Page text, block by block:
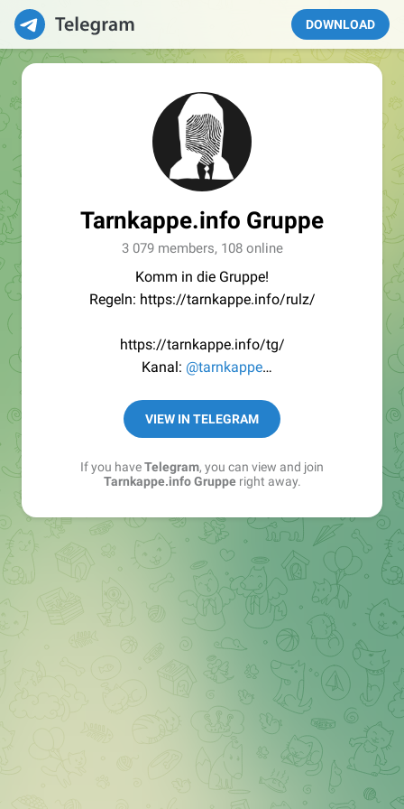
DOWNLOAD
Tarnkappe.info Gruppe
3 079 members, 108 online
Komm in die Gruppe!
Regeln: https://tarnkappe.info/rulz/
https://tarnkappe.info/tg/
Kanal: @tarnkappe
Best of:@bestoftarnkappe
Kochen: https://t.me/+WSW5F1VcmhliMjk6
VIEW IN TELEGRAM
If you haveTelegram, you can view and join
Tarnkappe.info Grupperight away.